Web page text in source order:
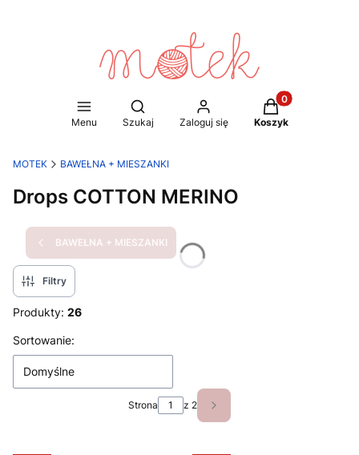
Menu
Otwórz wyszukiwarkę
Szukaj Zaloguj się
Produkty w
Koszyk
MOTEK BAWEŁNA + MIESZANKI
Drops COTTON MERINO
BAWEŁNA + MIESZANKI
Filtry
Produkty: 26
Lista produktów
Sortowanie:
Domyślne
Strona z 2 Następne produkty